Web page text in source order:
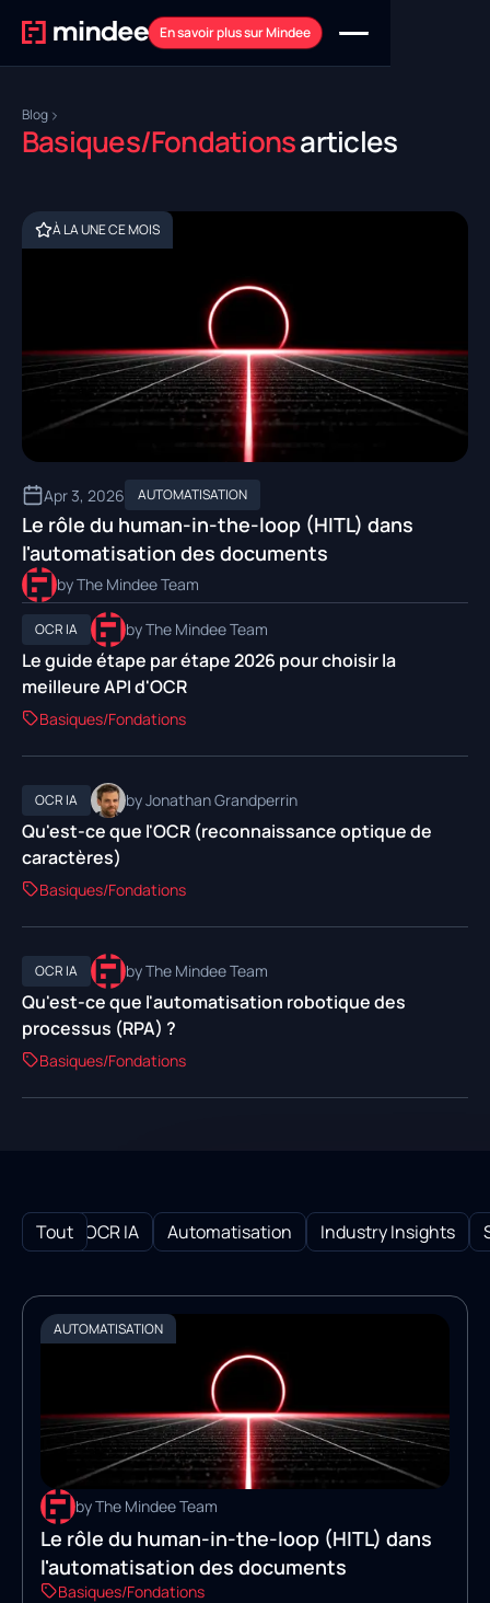
En savoir plus sur Mindee
Blog
Basiques/Fondationsarticles
À LA UNE CE MOIS
Apr 3, 2026 AUTOMATISATION
Le rôle du human-in-the-loop (HITL) dans
l'automatisation des documents
by The Mindee Team
OCR IA by The Mindee Team
Le guide étape par étape 2026 pour choisir la
meilleure API d'OCR
Basiques/Fondations
OCR IA by Jonathan Grandperrin
Qu'est-ce que l'OCR (reconnaissance optique de
caractères)
Basiques/Fondations
OCR IA by The Mindee Team
Qu'est-ce que l'automatisation robotique des
processus (RPA) ?
Basiques/Fondations
Tout
All OCR IA Automatisation Industry Insights
AUTOMATISATION
by The Mindee Team
Le rôle du human-in-the-loop (HITL) dans
l'automatisation des documents
Basiques/Fondations